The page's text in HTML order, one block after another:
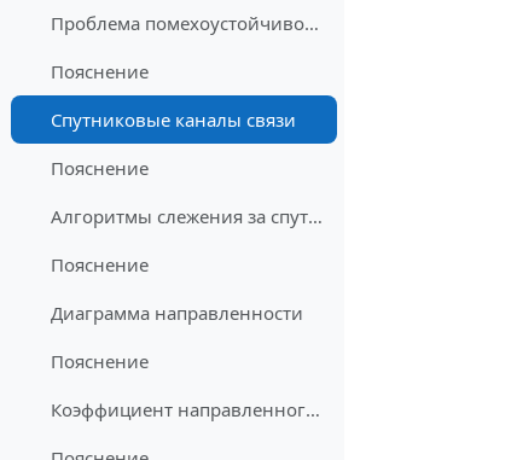
Проблема помехоустойчивого кодирования
Пояснение
Спутниковые каналы связи
Пояснение
Алгоритмы слежения за спутником
Пояснение
Диаграмма направленности
Пояснение
Коэффициент направленного действия